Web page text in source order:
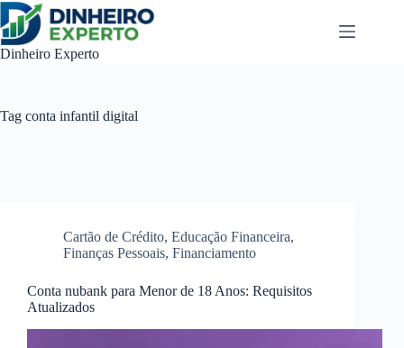
Pular
para
o
conteúdo
Dinheiro Experto
Tag conta infantil digital
Cartão de Crédito, Educação Financeira,
Finanças Pessoais, Financiamento
Conta nubank para Menor de 18 Anos: Requisitos
Atualizados